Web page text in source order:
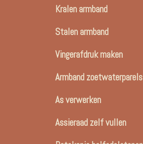
Kralen armband
Stalen armband
Vingerafdruk maken
Armband zoetwaterparels
As verwerken
Assieraad zelf vullen